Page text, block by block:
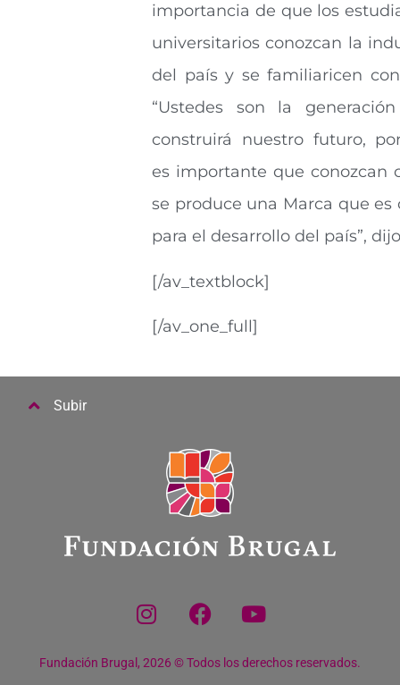
importancia de que los
universitarios conozcan la
del país y se familiaricen
“Ustedes son la
construirá nuestro futuro,
es importante que conozcan
se produce una Marca que es
para el desarrollo del país”,
[/av_textblock]
[/av_one_full]
Subir
Fundación Brugal, 2026 © Todos los derechos reservados.